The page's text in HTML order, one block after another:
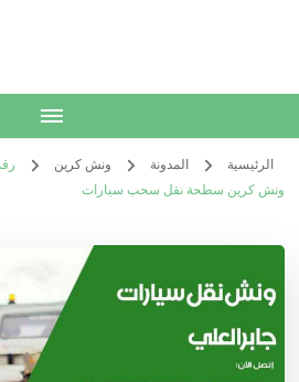
الرئيسية المدونة ونش كرين
ونش كرين سطحة نقل سحب سيارات